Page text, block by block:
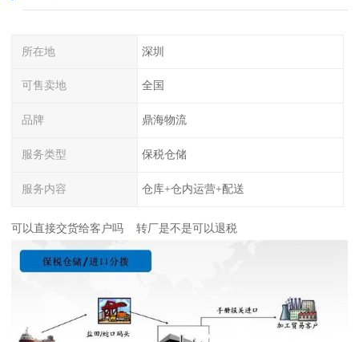
所在地 深圳
可售卖地 全国
品牌 鼎海物流
服务类型 保税仓储
服务内容 仓库+仓内运营+配送
可以直接交货给客户吗 转厂是不是可以退税